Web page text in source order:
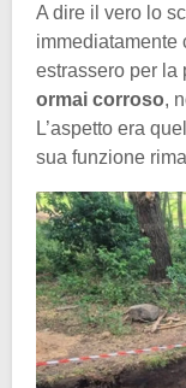
A dire il vero lo
immediatamente
estrassero per la
ormai corroso,
L’aspetto era
sua funzione